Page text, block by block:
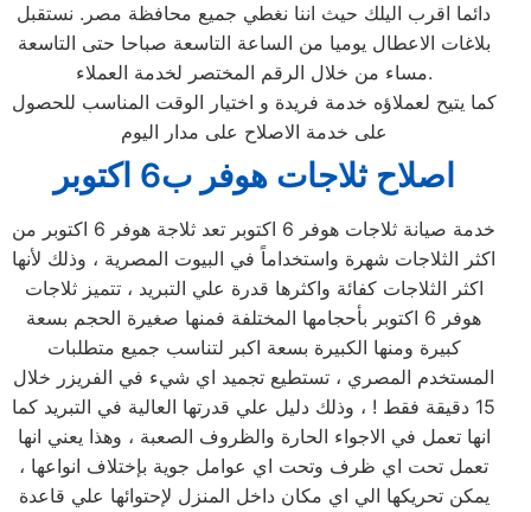
دائما اقرب اليلك حيث اننا نغطي جميع محافظة مصر. نستقبل
بلاغات الاعطال يوميا من الساعة التاسعة صباحا حتى التاسعة
مساء من خلال الرقم المختصر لخدمة العملاء.
كما يتيح لعملاؤه خدمة فريدة و اختيار الوقت المناسب للحصول
على خدمة الاصلاح على مدار اليوم
اصلاح ثلاجات هوفر ب6 اكتوبر
خدمة صيانة ثلاجات هوفر 6 اكتوبر تعد ثلاجة هوفر 6 اكتوبر من
اكثر الثلاجات شهرة واستخداماً في البيوت المصرية ، وذلك لأنها
اكثر الثلاجات كفائة واكثرها قدرة علي التبريد ، تتميز ثلاجات
هوفر 6 اكتوبر بأحجامها المختلفة فمنها صغيرة الحجم بسعة
كبيرة ومنها الكبيرة بسعة اكبر لتناسب جميع متطلبات
المستخدم المصري ، تستطيع تجميد اي شيء في الفريزر خلال
15 دقيقة فقط ! ، وذلك دليل علي قدرتها العالية في التبريد كما
انها تعمل في الاجواء الحارة والظروف الصعبة ، وهذا يعني انها
تعمل تحت اي ظرف وتحت اي عوامل جوية بإختلاف انواعها ،
يمكن تحريكها الي اي مكان داخل المنزل لإحتوائها علي قاعدة